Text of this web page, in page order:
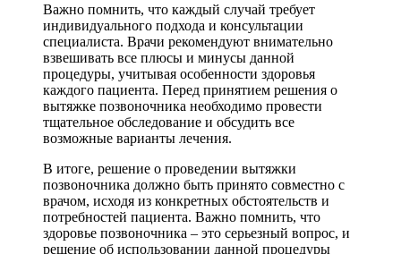
Важно помнить, что каждый случай требует
индивидуального подхода и консультации
специалиста. Врачи рекомендуют внимательно
взвешивать все плюсы и минусы данной
процедуры, учитывая особенности здоровья
каждого пациента. Перед принятием решения о
вытяжке позвоночника необходимо провести
тщательное обследование и обсудить все
возможные варианты лечения.
В итоге, решение о проведении вытяжки
позвоночника должно быть принято совместно с
врачом, исходя из конкретных обстоятельств и
потребностей пациента. Важно помнить, что
здоровье позвоночника – это серьезный вопрос, и
решение об использовании данной процедуры